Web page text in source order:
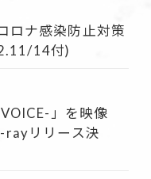
ロナ感染防止対策
14付)
」を映像
リリース決